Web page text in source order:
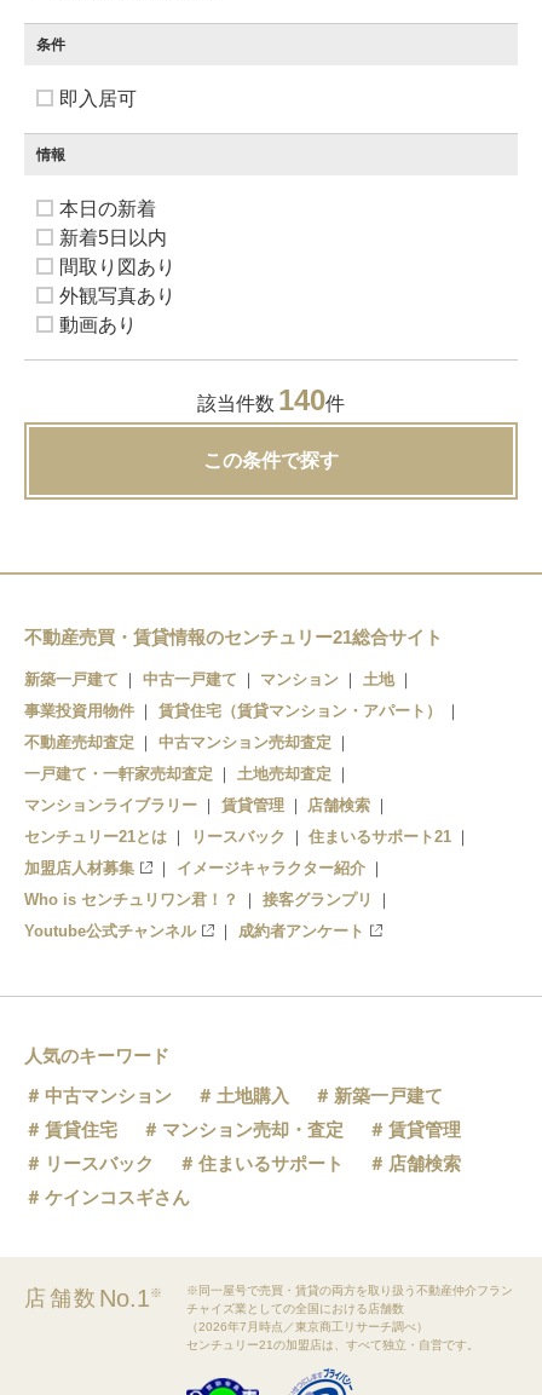
条件
即入居可
情報
本日の新着
新着5日以内
間取り図あり
外観写真あり
動画あり
該当件数 140件
この条件で探す
不動産売買・賃貸情報のセンチュリー21総合サイト
新築一戸建て 中古一戸建て マンション
土地
事業投資用物件
賃貸住宅（賃貸マンション・アパート）
不動産売却査定
中古マンション売却査定
一戸建て・一軒家売却査定
土地売却査定
マンションライブラリー
賃貸管理
店舗検索
センチュリー21とは
リースバック
住まいるサポート21
加盟店人材募集
イメージキャラクター紹介
Who is センチュリワン君！？
接客グランプリ
Youtube公式チャンネル
成約者アンケート
人気のキーワード
中古マンション
土地購入
新築一戸建て
賃貸住宅
マンション売却・査定
賃貸管理
リースバック
住まいるサポート
店舗検索
ケインコスギさん
店舗数 No.1※
※同一屋号で売買・賃貸の両方を取り扱う不動産仲介フラン
チャイズ業としての全国における店舗数
（2026年7月時点／東京商工リサーチ調べ）
センチュリー21の加盟店は、すべて独立・自営です。